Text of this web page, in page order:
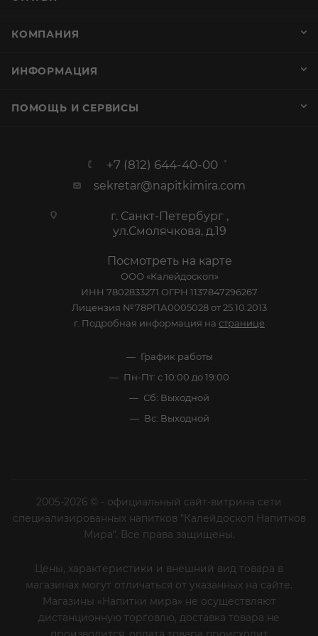
КОМПАНИЯ
ИНФОРМАЦИЯ
ПОМОЩЬ И СЕРВИСЫ
+7 (812) 644-40-00
sekretar@napitkimira.com
г. Санкт-Петербург ,
ул.Смолячкова, д.19
Посмотреть на карте
ООО «Калейдоскоп»
ИНН 7802833271 ОГРН 1137847296267
Лицензия №78РПА0005028 от 25.10.2013
г. Подробная информация на странице
График работы
Пн-Пт: с 10:00 до 19:00
Сб: Выходной
Вс: Выходной
2005-2026 © - официальный сайт-витрина сети
специализированных напитков "Калейдоскоп Напитков
Мира". Все права защищены.
Цены, характеристики и внешний вид товара в
магазинах могут отличаться от указанных на сайте.
Магазины «Напитки мира» не осуществляют
дистанционную торговлю, доставка товара не